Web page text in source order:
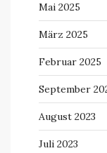
Mai 2025
März 2025
Februar 2025
September
August 2023
Juli 2023